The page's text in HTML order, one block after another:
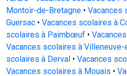
Montoir-de-Bretagne • Vacances
Guersac • Vacances scolaires à
scolaires à Paimbœuf •
Vacances scolaires à Villeneuve-
scolaires à Derval • Vacances
Vacances scolaires à Mouais •